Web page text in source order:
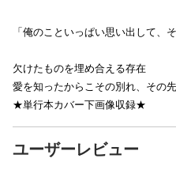
「俺のこといっぱい思い出して、
欠けたものを埋め合える存在
愛を知ったからこその別れ、その
★単行本カバー下画像収録★
ユーザーレビュー